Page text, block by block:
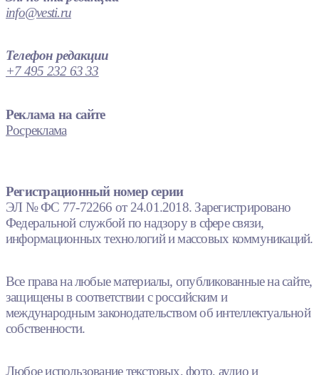
info@vesti.ru
Телефон редакции
+7 495 232 63 33
Реклама на сайте
Росреклама
Регистрационный номер серии
ЭЛ № ФС 77-72266 от 24.01.2018. Зарегистрировано
Федеральной службой по надзору в сфере связи,
информационных технологий и массовых коммуникаций.
Все права на любые материалы, опубликованные на сайте,
защищены в соответствии с российским и
международным законодательством об интеллектуальной
собственности.
Любое использование текстовых, фото, аудио и